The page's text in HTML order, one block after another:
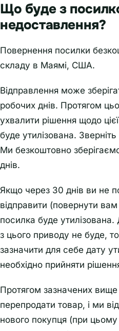
Що буде з
недоставлення?
Повернення посилки
складу в Маямі, США.
Відправлення може
робочих днів. Протягом
ухвалити рішення щодо
буде утилізована. Зверніть
Ми безкоштовно
днів.
Якщо через 30 днів ви не
відправити (повернути
посилка буде
з цього приводу не буде,
зазначити для себе дату
необхідно прийняти
Протягом зазначених
перепродати товар, і ми
нового покупця (при цьому